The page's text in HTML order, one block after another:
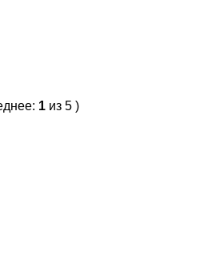
1из 5 )